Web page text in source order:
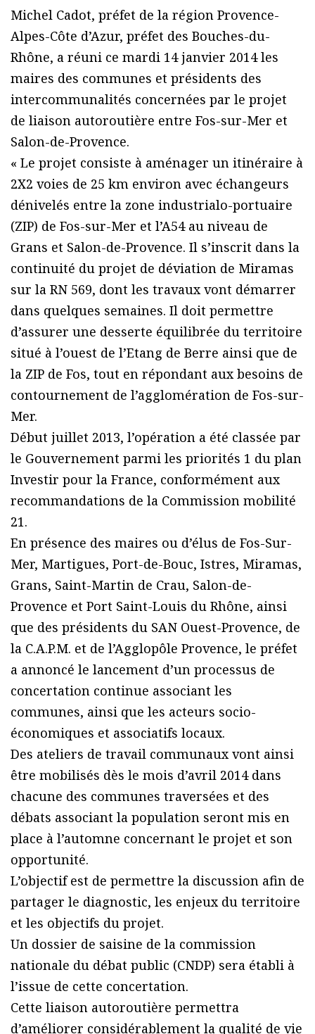
Michel Cadot, préfet de la région Provence-
Alpes-Côte d’Azur, préfet des Bouches-du-
Rhône, a réuni ce mardi 14 janvier 2014 les
maires des communes et présidents des
intercommunalités concernées par le projet
de liaison autoroutière entre Fos-sur-Mer et
Salon-de-Provence.
« Le projet consiste à aménager un itinéraire à
2X2 voies de 25 km environ avec échangeurs
dénivelés entre la zone industrialo-portuaire
(ZIP) de Fos-sur-Mer et l’A54 au niveau de
Grans et Salon-de-Provence. Il s’inscrit dans la
continuité du projet de déviation de Miramas
sur la RN 569, dont les travaux vont démarrer
dans quelques semaines. Il doit permettre
d’assurer une desserte équilibrée du territoire
situé à l’ouest de l’Etang de Berre ainsi que de
la ZIP de Fos, tout en répondant aux besoins de
contournement de l’agglomération de Fos-sur-
Mer.
Début juillet 2013, l’opération a été classée par
le Gouvernement parmi les priorités 1 du plan
Investir pour la France, conformément aux
recommandations de la Commission mobilité
21.
En présence des maires ou d’élus de Fos-Sur-
Mer, Martigues, Port-de-Bouc, Istres, Miramas,
Grans, Saint-Martin de Crau, Salon-de-
Provence et Port Saint-Louis du Rhône, ainsi
que des présidents du SAN Ouest-Provence, de
la C.A.P.M. et de l’Agglopôle Provence, le préfet
a annoncé le lancement d’un processus de
concertation continue associant les
communes, ainsi que les acteurs socio-
économiques et associatifs locaux.
Des ateliers de travail communaux vont ainsi
être mobilisés dès le mois d’avril 2014 dans
chacune des communes traversées et des
débats associant la population seront mis en
place à l’automne concernant le projet et son
opportunité.
L’objectif est de permettre la discussion afin de
partager le diagnostic, les enjeux du territoire
et les objectifs du projet.
Un dossier de saisine de la commission
nationale du débat public (CNDP) sera établi à
l’issue de cette concertation.
Cette liaison autoroutière permettra
d’améliorer considérablement la qualité de vie